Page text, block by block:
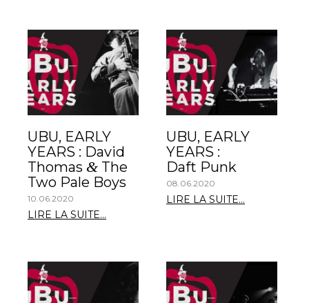
UBU, EARLY
YEARS : David
Thomas & The
Two Pale Boys
10.06.2020
LIRE LA SUITE...
UBU, EARLY
YEARS :
Daft Punk
08.06.2020
LIRE LA SUITE...